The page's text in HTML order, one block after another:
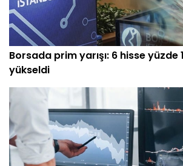
Borsada prim yarışı: 6 hisse
yükseldi